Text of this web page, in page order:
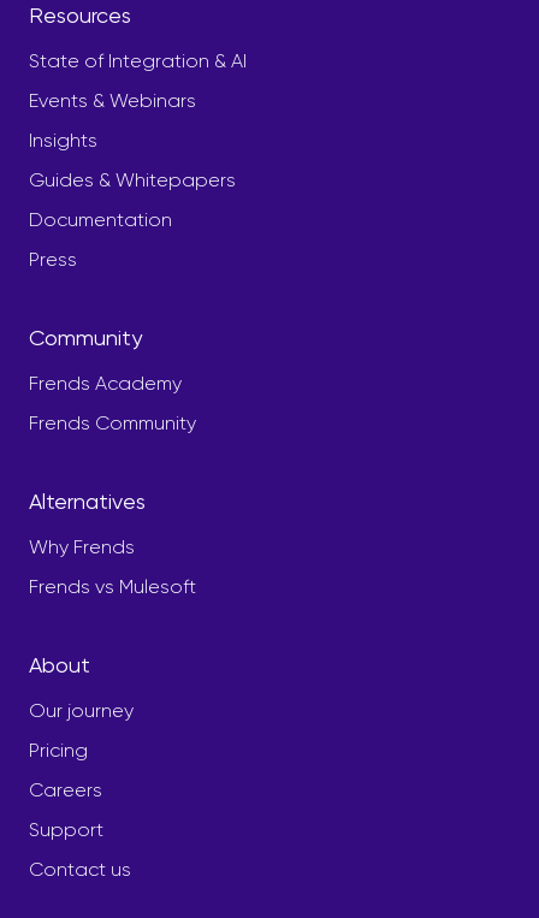
Resources
State of Integration & AI
Events & Webinars
Insights
Guides & Whitepapers
Documentation
Press
Community
Frends Academy
Frends Community
Alternatives
Why Frends
Frends vs Mulesoft
About
Our journey
Pricing
Careers
Support
Contact us